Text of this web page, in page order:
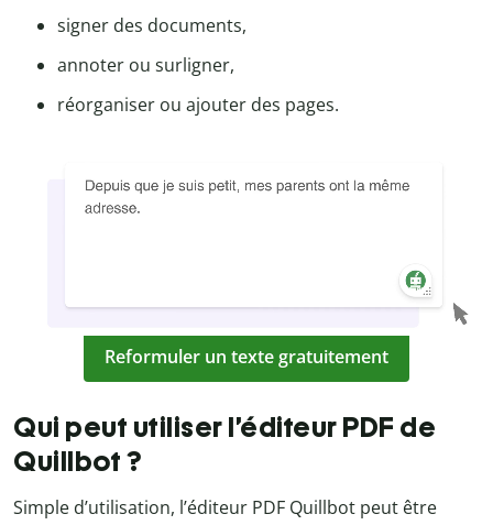
signer des documents,
annoter ou surligner,
réorganiser ou ajouter des pages.
Reformuler un texte gratuitement
Qui peut utiliser l’éditeur PDF de
Quillbot ?
Simple d’utilisation, l’éditeur PDF Quillbot peut être